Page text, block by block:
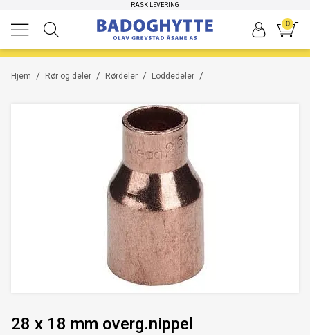
RASK LEVERING
0
/
Hjem /
Rør og deler /
Rørdeler /
Loddedeler
28 x 18 mm overg.nippel